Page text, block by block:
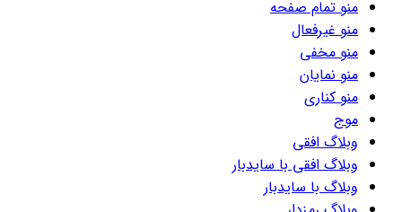
منو تمام صفحه
منو غیرفعال
منو مخفی
منو نمایان
منو کناری
موج
وبلاگ افقی
وبلاگ افقی با سایدبار
وبلاگ با سایدبار